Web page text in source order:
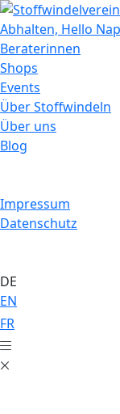
Beraterinnen
Shops
Events
Über Stoffwindeln
Über uns
Blog
Impressum
Datenschutz
DE
EN
FR